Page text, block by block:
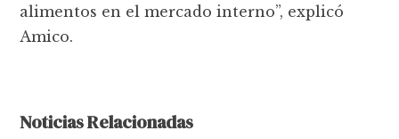
alimentos en el mercado interno”, explicó
Amico.
Noticias Relacionadas